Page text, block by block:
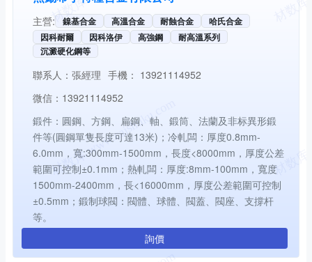
主營: 鎳基合金 高溫合金 耐蝕合金
哈氏合金
因科耐爾
因科洛伊 高強鋼
耐高溫系列
沉澱硬化鋼等
聯系人： 張經理 手機： 13921114952
微信： 13921114952
鍛件：圓鋼、方鋼、扁鋼、軸、鍛筒、法蘭及非标異形鍛
件等(圓鋼單隻長度可達13米)；冷軋闆：厚度0.8mm-
6.0mm，寬:300mm-1500mm，長度<8000mm，厚度公差
範圍可控制±0.1mm；熱軋闆：厚度:8mm-100mm，寬度
1500mm-2400mm，長<16000mm，厚度公差範圍可控制
±0.5mm；鍛制球閥：閥體、球體、閥蓋、閥座、支撐杆
等。
詢價